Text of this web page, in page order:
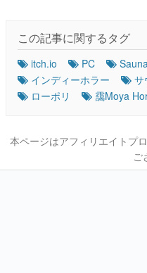
この記事に関するタグ
itch.io PC
インディーホラー
サ
ローポリ
靄Moya
本ページはアフィリエイトプ
ご